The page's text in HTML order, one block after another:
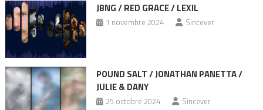
JBNG / RED GRACE / LEXIL
1 novembre 2024 Sincever
POUND SALT / JONATHAN PANETTA /
JULIE & DANY
25 octobre 2024 Sincever